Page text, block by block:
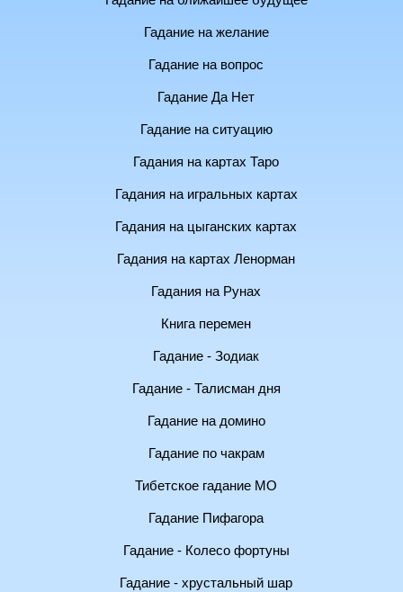
Гадание на желание
Гадание на вопрос
Гадание Да Нет
Гадание на ситуацию
Гадания на картах Таро
Гадания на игральных картах
Гадания на цыганских картах
Гадания на картах Ленорман
Гадания на Рунах
Книга перемен
Гадание - Зодиак
Гадание - Талисман дня
Гадание на домино
Гадание по чакрам
Тибетское гадание МО
Гадание Пифагора
Гадание - Колесо фортуны
Гадание - хрустальный шар